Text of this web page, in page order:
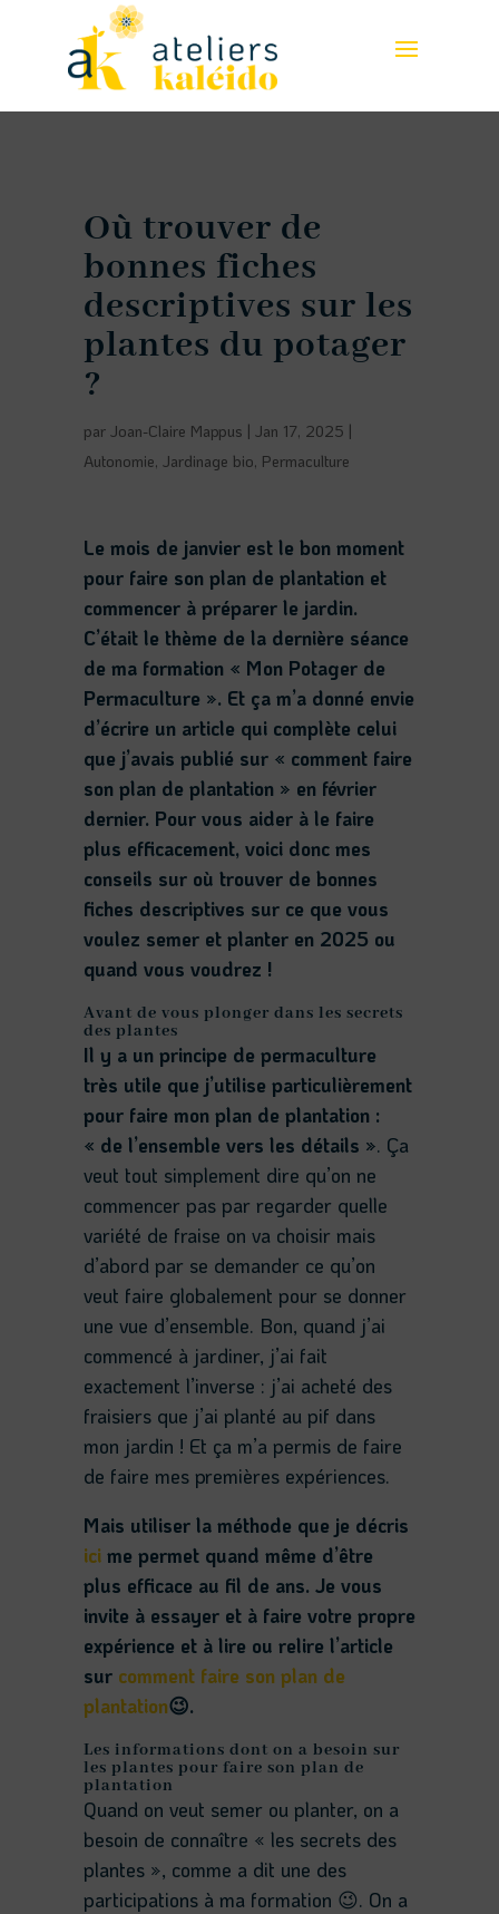
Où trouver de
bonnes fiches
descriptives sur les
plantes du potager
?
par Joan-Claire Mappus | Jan 17, 2025 |
Autonomie, Jardinage bio, Permaculture
Le mois de janvier est le bon moment
pour faire son plan de plantation et
commencer à préparer le jardin.
C’était le thème de la dernière séance
de ma formation « Mon Potager de
Permaculture ». Et ça m’a donné envie
d’écrire un article qui complète celui
que j’avais publié sur « comment faire
son plan de plantation » en février
dernier. Pour vous aider à le faire
plus efficacement, voici donc mes
conseils sur où trouver de bonnes
fiches descriptives sur ce que vous
voulez semer et planter en 2025 ou
quand vous voudrez !
Avant de vous plonger dans les secrets
des plantes
Il y a un principe de permaculture
très utile que j’utilise particulièrement
pour faire mon plan de plantation :
« de l’ensemble vers les détails ». Ça
veut tout simplement dire qu’on ne
commencer pas par regarder quelle
variété de fraise on va choisir mais
d’abord par se demander ce qu’on
veut faire globalement pour se donner
une vue d’ensemble. Bon, quand j’ai
commencé à jardiner, j’ai fait
exactement l’inverse : j’ai acheté des
fraisiers que j’ai planté au pif dans
mon jardin ! Et ça m’a permis de faire
de faire mes premières expériences.
Mais utiliser la méthode que je décris
ici me permet quand même d’être
plus efficace au fil de ans. Je vous
invite à essayer et à faire votre propre
expérience et à lire ou relire l’article
sur comment faire son plan de
plantation😉.
Les informations dont on a besoin sur
les plantes pour faire son plan de
plantation
Quand on veut semer ou planter, on a
besoin de connaître « les secrets des
plantes », comme a dit une des
participations à ma formation 😉. On a